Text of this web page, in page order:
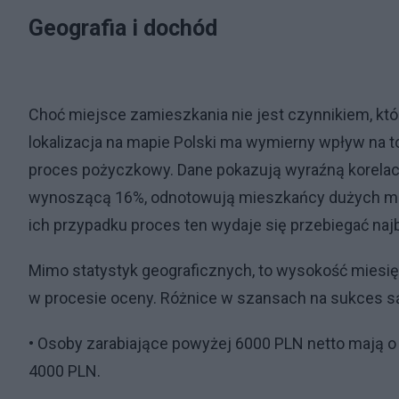
Geografia i dochód
Choć miejsce zamieszkania nie jest czynnikiem,
lokalizacja na mapie Polski ma wymierny wpływ
proces pożyczkowy. Dane pokazują wyraźną
wynoszącą 16%, odnotowują mieszkańcy dużych
ich przypadku proces ten wydaje się przebiegać
Mimo statystyk geograficznych, to wysokość
w procesie oceny. Różnice w szansach na sukces
• Osoby zarabiające powyżej 6000 PLN netto
4000 PLN.